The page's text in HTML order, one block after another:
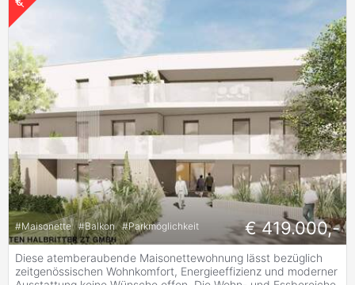
#Maisonette #Balkon #Parkmöglichkeit € 419.000,-
Diese atemberaubende Maisonettewohnung lässt bezüglich
zeitgenössischen Wohnkomfort, Energieeffizienz und moderner